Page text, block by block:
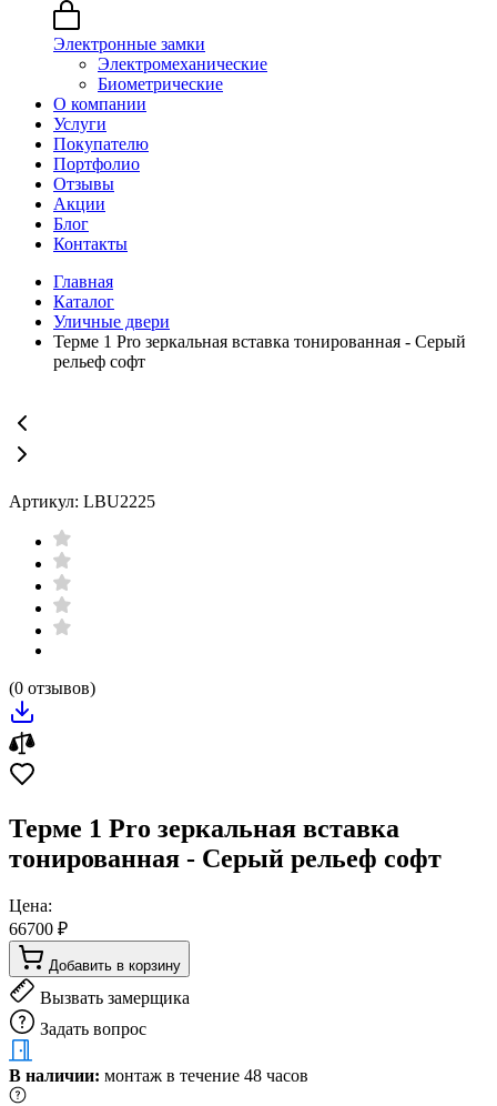
Электронные замки
Электромеханические
Биометрические
О компании
Услуги
Покупателю
Портфолио
Отзывы
Акции
Блог
Контакты
Главная
Каталог
Уличные двери
Терме 1 Pro зеркальная вставка тонированная - Серый
рельеф софт
Артикул: LBU2225
(0 отзывов)
Терме 1 Pro зеркальная вставка
тонированная - Серый рельеф софт
Цена:
66700 ₽
Добавить в корзину
Вызвать замерщика
Задать вопрос
В наличии: монтаж в течение 48 часов